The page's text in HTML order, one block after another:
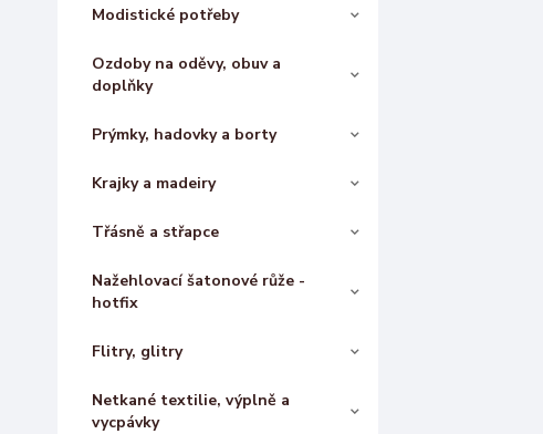
Modistické potřeby
Ozdoby na oděvy, obuv a
doplňky
Prýmky, hadovky a borty
Krajky a madeiry
Třásně a střapce
Nažehlovací šatonové růže -
hotfix
Flitry, glitry
Netkané textilie, výplně a
vycpávky